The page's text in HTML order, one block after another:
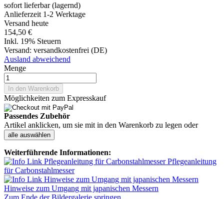
sofort lieferbar (lagernd)
Anlieferzeit 1-2 Werktage
Versand heute
154,50 €
Inkl. 19% Steuern
Versand: versandkostenfrei (DE)
Ausland abweichend
Menge
In den Warenkorb
Möglichkeiten zum Expresskauf
Passendes Zubehör
Artikel anklicken, um sie mit in den Warenkorb zu legen oder
alle auswählen
Weiterführende Informationen:
Pflegeanleitung
für Carbonstahlmesser
Hinweise zum Umgang mit japanischen Messern
Zum Ende der Bildergalerie springen